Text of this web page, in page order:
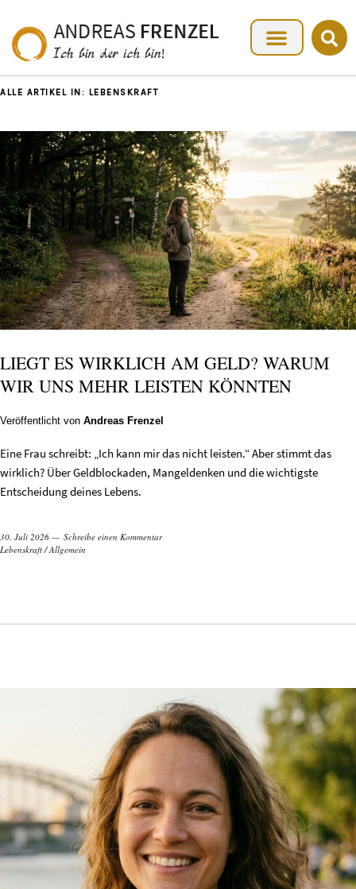
ALLE ARTIKEL IN: LEBENSKRAFT
LIEGT ES WIRKLICH AM GELD? WARUM
WIR UNS MEHR LEISTEN KÖNNTEN
Veröffentlicht von Andreas Frenzel
Eine Frau schreibt: „Ich kann mir das nicht leisten.“ Aber stimmt das
wirklich? Über Geldblockaden, Mangeldenken und die wichtigste
Entscheidung deines Lebens.
30. Juli 2026
Schreibe einen Kommentar
Lebenskraft /Allgemein